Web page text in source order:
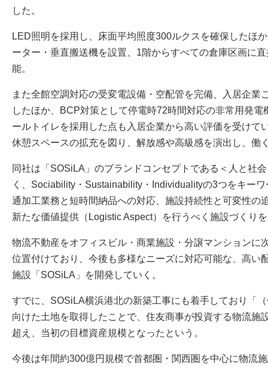
した。
LED照明を採用し、床面平均照度300ルクスを確保したほ
ーター・垂直搬送機を設置、1階からすべての倉庫区画に
能。
また全館空調対応の受変電設備・空配管を完備、入居企業
したほか、BCP対策として停電時72時間対応の非常用発
ールトイレを採用した点も入居企業から高い評価を受けて
休憩スペースの拡充を図り、解放感や高級感を演出し、働
同社は「SOSiLA」のブランドコンセプトである＜人と社
く、Sociability・Sustainability・Individualityの3つをキー
通加工業務と短時間納品への対応、施設持続性と可変性の
新たな価値提供（Logistic Aspect）を行うべく施設づくり
物流不動産をオフィスビル・商業施設・分譲マンションに
位置付けており、今後も多様なニーズに対応可能な、高い
施設「SOSiLA」を開発していく。
すでに、SOSiLA横浜港北の新築工事にも着手しており「
向けた土地を取得したことで、住友商事が投資する物流施
超え、当初の目標資産規模となったという。
今後は年間約300億円規模で首都圏・関西圏を中心に物流